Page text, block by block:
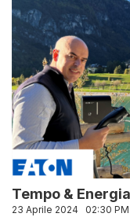
Tempo &
23 Aprile 2024 02:30